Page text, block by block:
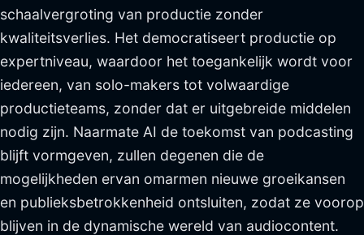
schaalvergroting van productie zonder
kwaliteitsverlies. Het democratiseert productie op
expertniveau, waardoor het toegankelijk wordt voor
iedereen, van solo-makers tot volwaardige
productieteams, zonder dat er uitgebreide middelen
nodig zijn. Naarmate AI de toekomst van podcasting
blijft vormgeven, zullen degenen die de
mogelijkheden ervan omarmen nieuwe groeikansen
en publieksbetrokkenheid ontsluiten, zodat ze voorop
blijven in de dynamische wereld van audiocontent.